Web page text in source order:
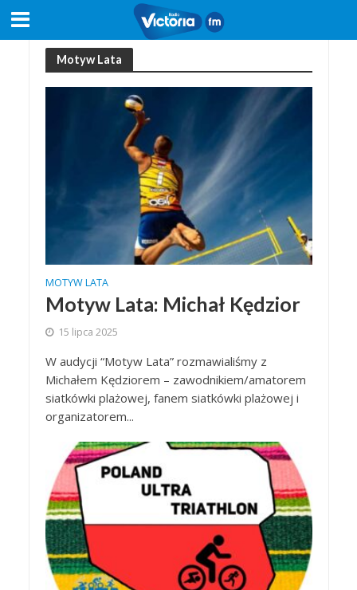
Motyw Lata
MOTYW LATA
Motyw Lata: Michał Kędzior
15 lipca 2025
W audycji “Motyw Lata” rozmawialiśmy z
Michałem Kędziorem – zawodnikiem/amatorem
siatkówki plażowej, fanem siatkówki plażowej i
organizatorem...